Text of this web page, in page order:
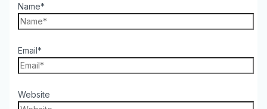
Name*
Email*
Website